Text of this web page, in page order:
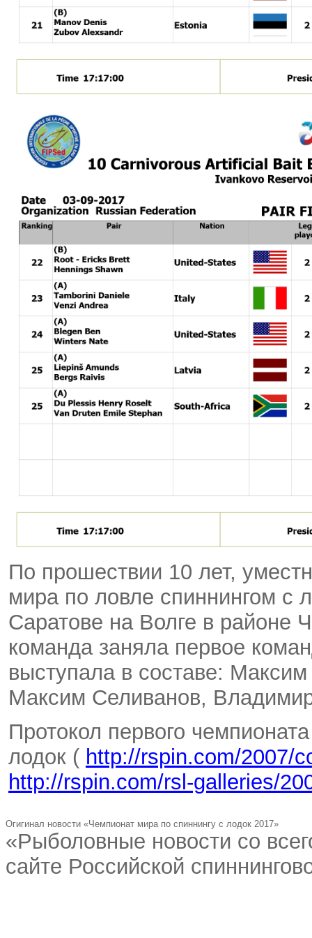
По прошествии 10 лет,
мира по ловле спиннингом с
Саратове на Волге в
команда заняла первое
выступала в составе:
Максим Селиванов,
Протокол первого
лодок ( http://rspin.com/2007/
http://rspin.com/rsl-galleries/
Огигинал новости «Чемпионат мира по спиннингу с лодок 2017»
«Рыболовные новости со
сайте Российской